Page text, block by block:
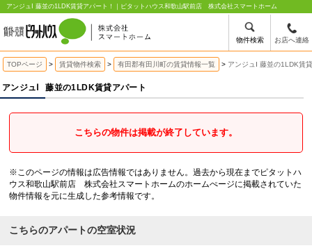
物件検索 お店へ連絡
アンジュⅠ 藤並の1LDK賃貸アパート！｜ピタットハウス和歌山駅前店 株式会社スマートホーム
TOPページ 賃貸物件検索 有田郡有田川町の賃貸情報一覧 アンジュⅠ 藤並の1LDK賃
アンジュⅠ 藤並の1LDK賃貸アパート
こちらの物件は掲載が終了しています。
※このページの情報は広告情報ではありません。過去から現在までピタットハ
ウス和歌山駅前店 株式会社スマートホームのホームぺージに掲載されていた
物件情報を元に生成した参考情報です。
こちらのアパートの空室状況